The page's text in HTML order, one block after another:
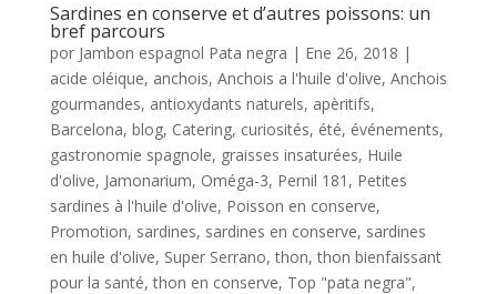
Sardines en conserve et d’autres poissons: un
bref parcours
por Jambon espagnol Pata negra | Ene 26, 2018 |
acide oléique, anchois, Anchois a l'huile d'olive, Anchois
gourmandes, antioxydants naturels, apèritifs,
Barcelona, blog, Catering, curiosités, été, événements,
gastronomie spagnole, graisses insaturées, Huile
d'olive, Jamonarium, Oméga-3, Pernil 181 , Petites
sardines à l'huile d'olive, Poisson en conserve,
Promotion, sardines, sardines en conserve, sardines
en huile d'olive, Super Serrano,thon,thon bienfaissant
pour la santé,thon en conserve, Top "pata negra",